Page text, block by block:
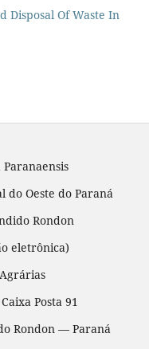
Disposal Of Waste In
do Oeste do Paraná
Rondon
eletrônica)
Posta 91
Rondon — Paraná